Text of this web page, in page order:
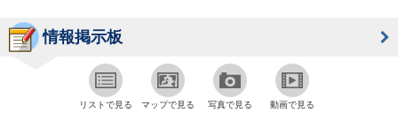
情報掲示板
リストで見る マップで見る 写真で見る 動画で見る